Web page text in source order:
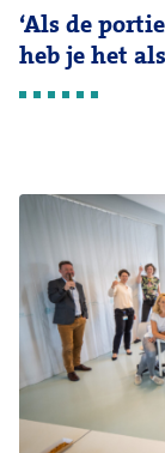
‘Als de
heb je het